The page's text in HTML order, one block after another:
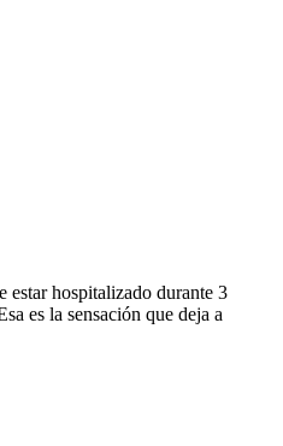
estar hospitalizado durante 3
es la sensación que deja a